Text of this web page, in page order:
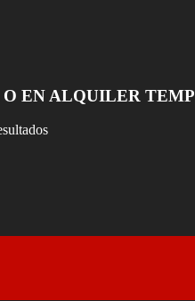
EN ALQUILER TEMP